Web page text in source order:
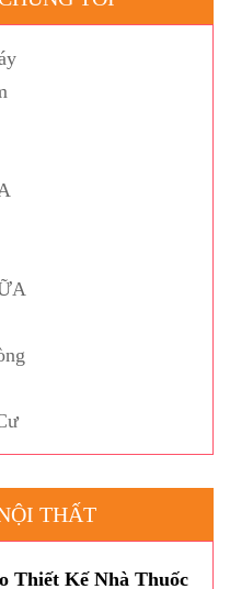
THẤT
Thiết Kế Nhà Thuốc